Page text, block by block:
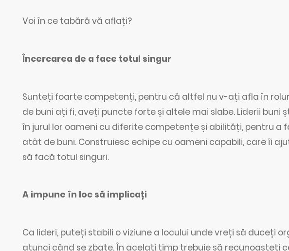
Voi în ce tabără vă aflați?
Încercarea de a face totul singur
Sunteți foarte competenți, pentru că altfel nu v-ați afla în
de buni ați fi, aveți puncte forte și altele mai slabe. Liderii buni
în jurul lor oameni cu diferite competențe și abilități, pentru a
atât de buni. Construiesc echipe cu oameni capabili, care îi
să facă totul singuri.
A impune în loc să implicați
Ca lideri, puteți stabili o viziune a locului unde vreți să duceți
atunci când se zbate. În acelați timp trebuie să recunoașteți